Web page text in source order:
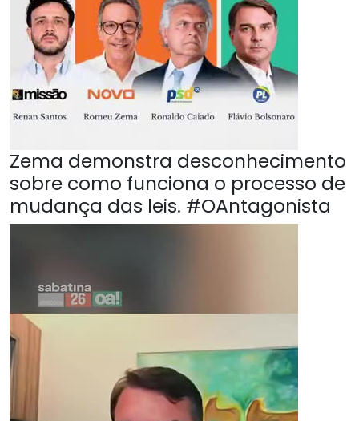
Zema demonstra desconhecimento
sobre como funciona o processo de
mudança das leis. #OAntagonista